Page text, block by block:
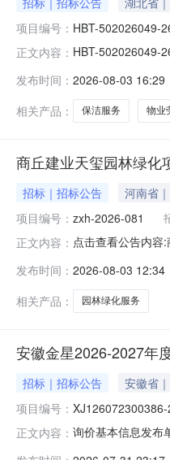
项目编号： HBT-502026049-
正文内容： HBT-502026049-
汉青年城物业管理
发布时间： 2026-08-03 16:29
相关产品：
保洁服务 物业
商丘建业天玺园林绿化
招标｜招标公告 河南省
项目编号： zxh-2026-081
正文内容： 点击查看公告内容
发布时间： 2026-08-03 12:34
相关产品：
园林绿化服务
安徽金星2026-2027年
招标｜招标公告 安徽省
项目编号： XJ126072300386-
正文内容： 询价基本信息发布